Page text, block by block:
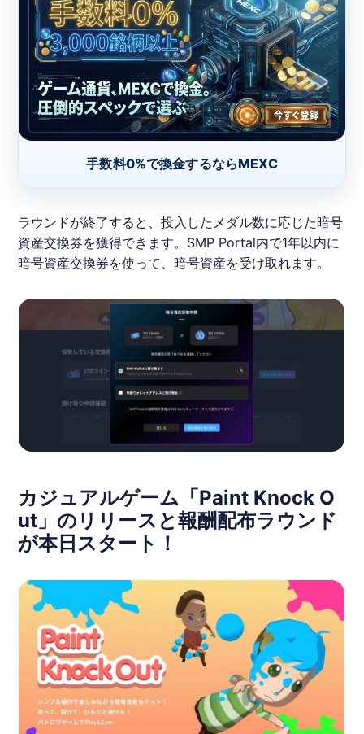
手数料0%で換金するならMEXC
ラウンドが終了すると、投入したメダル数に応じた暗号
資産交換券を獲得できます。SMP Portal内で1年以内に
暗号資産交換券を使って、暗号資産を受け取れます。
カジュアルゲーム「Paint Knock O
ut」のリリースと報酬配布ラウンド
が本日スタート！